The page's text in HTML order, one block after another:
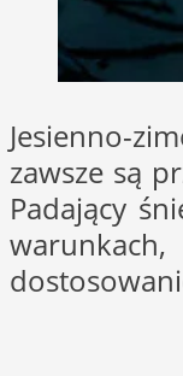
Jesienno-
zawsze są
Padający